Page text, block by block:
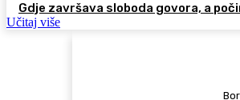
Gdje završava sloboda govora, a
Učitaj više